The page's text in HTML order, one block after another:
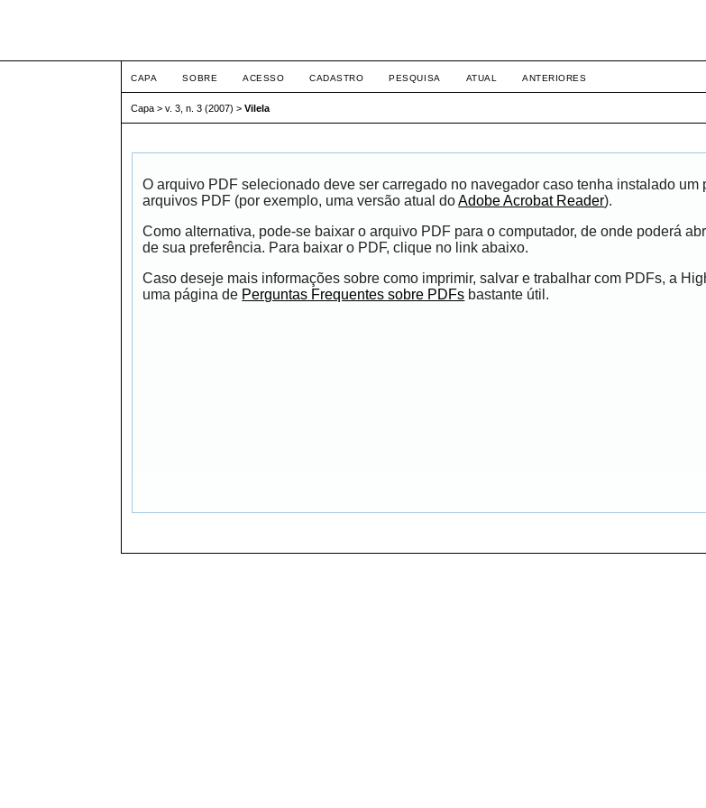
CAPA SOBRE ACESSO CADASTRO PESQUISA ATUAL ANTERIORES
Capa >v. 3, n. 3 (2007) >Vilela
O arquivo PDF selecionado deve ser carregado no navegador caso tenha instalado um
arquivos PDF (por exemplo, uma versão atual doAdobe Acrobat Reader).
Como alternativa, pode-se baixar o arquivo PDF para o computador, de onde poderá
de sua preferência. Para baixar o PDF, clique no link abaixo.
Caso deseje mais informações sobre como imprimir, salvar e trabalhar com PDFs, a
uma página de Perguntas Frequentes sobre PDFs bastante útil.